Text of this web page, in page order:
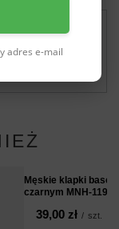
Męskie klapki
czarnym MNH-
39,00 zł / szt.
adres e-mail